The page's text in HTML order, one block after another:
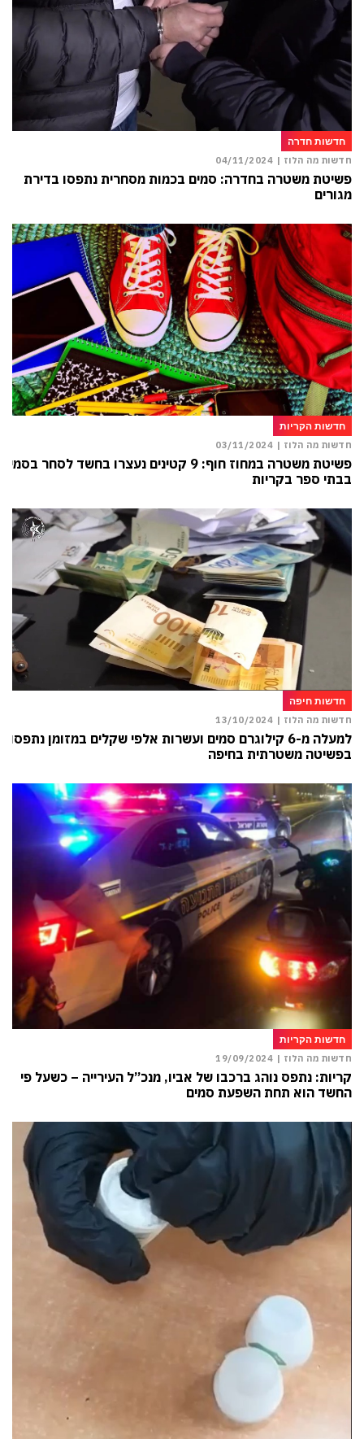
חדשות חדרה
חדשות מה הלוז | 04/11/2024
פשיטת משטרה בחדרה: סמים בכמות מסחרית נתפסו בדירת
מגורים
חדשות הקריות
חדשות מה הלוז | 03/11/2024
פשיטת משטרה במחוז חוף: 9 קטינים נעצרו בחשד לסחר בסמים
בבתי ספר בקריות
חדשות חיפה
חדשות מה הלוז | 13/10/2024
למעלה מ-6 קילוגרם סמים ועשרות אלפי שקלים במזומן נתפסו
בפשיטה משטרתית בחיפה
חדשות הקריות
חדשות מה הלוז | 19/09/2024
קריות: נתפס נוהג ברכבו של אביו, מנכ”ל העירייה – כשעל פי
החשד הוא תחת השפעת סמים